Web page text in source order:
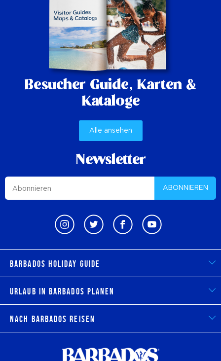
Besucher Guide, Karten &
Kataloge
Alle ansehen
Newsletter
ABONNIEREN
Barbados Holiday Guide
Urlaub in Barbados planen
Nach Barbados reisen